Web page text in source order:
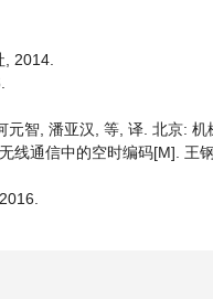
2014.
智, 潘亚汉, 等, 译. 北京: 机
通信中的空时编码[M]. 王